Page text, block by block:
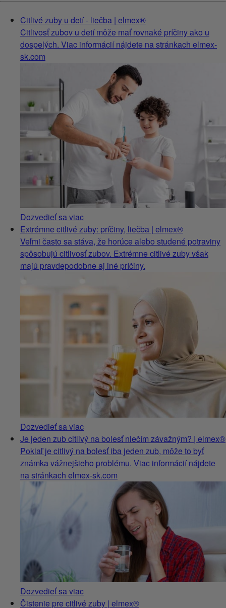
Citlivé zuby u detí - liečba | elmex®
Citlivosť zubov u detí môže mať rovnaké príčiny ako u
dospelých. Viac informácií nájdete na stránkach elmex-
sk.com
Dozvedieť sa viac
Extrémne citlivé zuby: príčiny, liečba | elmex®
Veľmi často sa stáva, že horúce alebo studené potraviny
spôsobujú citlivosť zubov. Extrémne citlivé zuby však
majú pravdepodobne aj iné príčiny.
Dozvedieť sa viac
Je jeden zub citlivý na bolesť niečím závažným? | elmex®
Pokiaľ je citlivý na bolesť iba jeden zub, môže to byť
známka vážnejšieho problému. Viac informácií nájdete
na stránkach elmex-sk.com
Dozvedieť sa viac
Čistenie pre citlivé zuby | elmex®